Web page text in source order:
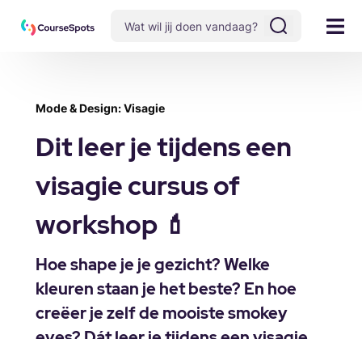
Mode & Design: Visagie
Dit leer je tijdens een
visagie cursus of
workshop 💄
Hoe shape je je gezicht? Welke
kleuren staan je het beste? En hoe
creëer je zelf de mooiste smokey